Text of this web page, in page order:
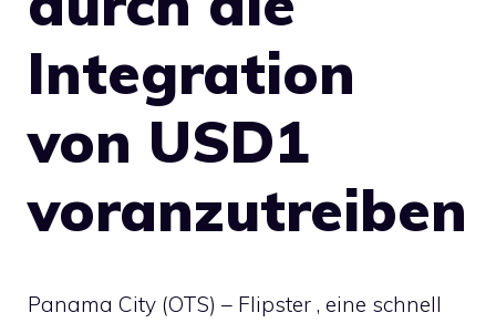
Integration
von USD1
voranzutreiben
Panama City (OTS) – Flipster , eine schnell